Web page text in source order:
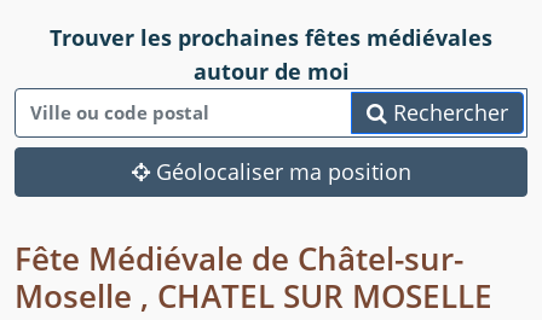
Trouver les prochaines fêtes médiévales
autour de moi
Rechercher
Géolocaliser ma position
Fête Médiévale de Châtel-sur-
Moselle , CHATEL SUR MOSELLE